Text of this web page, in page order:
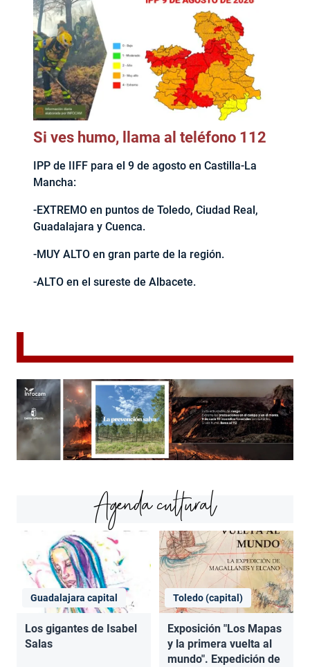
Si ves humo, llama al teléfono 112
IPP de IIFF para el 9 de agosto en Castilla-La
Mancha:
-EXTREMO en puntos de Toledo, Ciudad Real,
Guadalajara y Cuenca.
-MUY ALTO en gran parte de la región.
-ALTO en el sureste de Albacete.
Agenda cultural
Guadalajara capital
Los gigantes de Isabel
Salas
Toledo (capital)
Exposición "Los Mapas
y la primera vuelta al
mundo". Expedición de